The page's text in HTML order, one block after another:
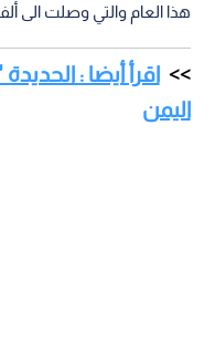
هذا العام والتي وصلت الى
اقرأ أيضا :
اليمن